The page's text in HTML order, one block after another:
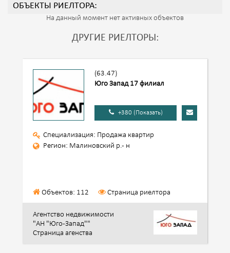
ОБЪЕКТЫ РИЕЛТОРА:
На данный момент нет активных объектов
ДРУГИЕ РИЕЛТОРЫ:
(63.47)
Юго Запад 17 филиал
+380 (Показать)
Специализация: Продажа квартир
Регион: Малиновский р.- н
Объектов: 112 Страница риелтора
Агентство недвижимости
"АН "Юго-Запад""
Страница агенства